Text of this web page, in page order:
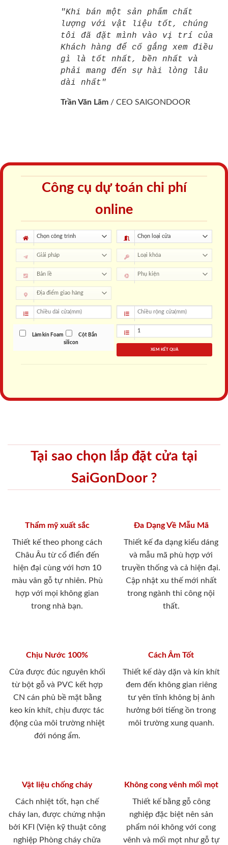
"Khi bán một sản phẩm chất
lượng với vật liệu tốt, chúng
tôi đã đặt mình vào vị trí của
Khách hàng để cố gắng xem điều
gì là tốt nhất, bền nhất và
phải mang đến sự hài lòng lâu
dài nhất"
Trần Văn Lãm / CEO SAIGONDOOR
Công cụ dự toán chi phí
online
Làm kín Foam
Cột Bắn
silicon
XEM KẾT QUẢ
Tại sao chọn lắp đặt cửa tại
SaiGonDoor ?
Thẩm mỹ xuất sắc
Thiết kế theo phong cách
Châu Âu từ cổ điển đến
hiện đại cùng với hơn 10
màu vân gỗ tự nhiên. Phù
hợp với mọi không gian
trong nhà bạn.
Đa Dạng Về Mẫu Mã
Thiết kế đa dạng kiểu dáng
và mẫu mã phù hợp với
truyền thống và cả hiện đại.
Cập nhật xu thế mới nhất
trong ngành thi công nội
thất.
Chịu Nước 100%
Cửa được đúc nguyên khối
từ bột gỗ và PVC kết hợp
CN cán phủ bề mặt bằng
keo kín khít, chịu được tác
động của môi trường nhiệt
đới nóng ẩm.
Cách Âm Tốt
Thiết kế dày dặn và kín khít
đem đến không gian riêng
tư yên tĩnh không bị ảnh
hưởng bới tiếng ồn trong
môi trường xung quanh.
Vật liệu chống cháy
Cách nhiệt tốt, hạn chế
cháy lan, được chứng nhận
bởi KFI (Viện kỹ thuật công
nghiệp Phòng cháy chữa
Không cong vênh mối mọt
Thiết kế bằng gỗ công
nghiệp đặc biệt nên sản
phẩm nói không với cong
vênh và mối mọt như gỗ tự